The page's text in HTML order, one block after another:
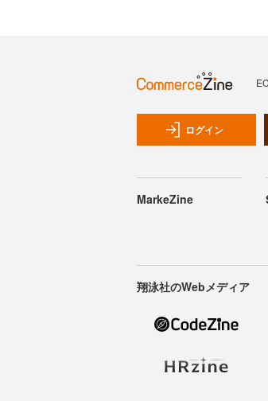
ログイン
MarkeZine
翔泳社のWebメディア